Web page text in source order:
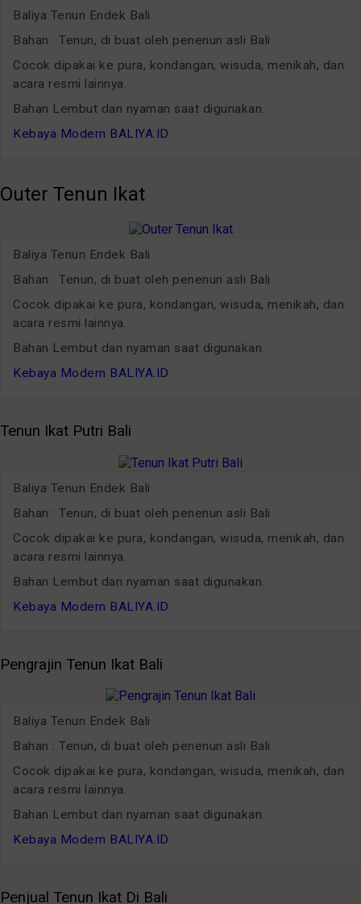
Baliya Tenun Endek Bali
Bahan : Tenun, di buat oleh penenun asli Bali
Cocok dipakai ke pura, kondangan, wisuda, menikah, dan
acara resmi lainnya.
Bahan Lembut dan nyaman saat digunakan.
Kebaya Modern BALIYA.ID
Outer Tenun Ikat
Baliya Tenun Endek Bali
Bahan : Tenun, di buat oleh penenun asli Bali
Cocok dipakai ke pura, kondangan, wisuda, menikah, dan
acara resmi lainnya.
Bahan Lembut dan nyaman saat digunakan.
Kebaya Modern BALIYA.ID
Tenun Ikat Putri Bali
Baliya Tenun Endek Bali
Bahan : Tenun, di buat oleh penenun asli Bali
Cocok dipakai ke pura, kondangan, wisuda, menikah, dan
acara resmi lainnya.
Bahan Lembut dan nyaman saat digunakan.
Kebaya Modern BALIYA.ID
Pengrajin Tenun Ikat Bali
Baliya Tenun Endek Bali
Bahan : Tenun, di buat oleh penenun asli Bali
Cocok dipakai ke pura, kondangan, wisuda, menikah, dan
acara resmi lainnya.
Bahan Lembut dan nyaman saat digunakan.
Kebaya Modern BALIYA.ID
Penjual Tenun Ikat Di Bali